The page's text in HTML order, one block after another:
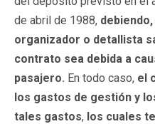
de abril de 1988,
organizador o detallista
contrato sea debida a
pasajero. En todo caso, el
los gastos de gestión y
tales gastos, los cuales